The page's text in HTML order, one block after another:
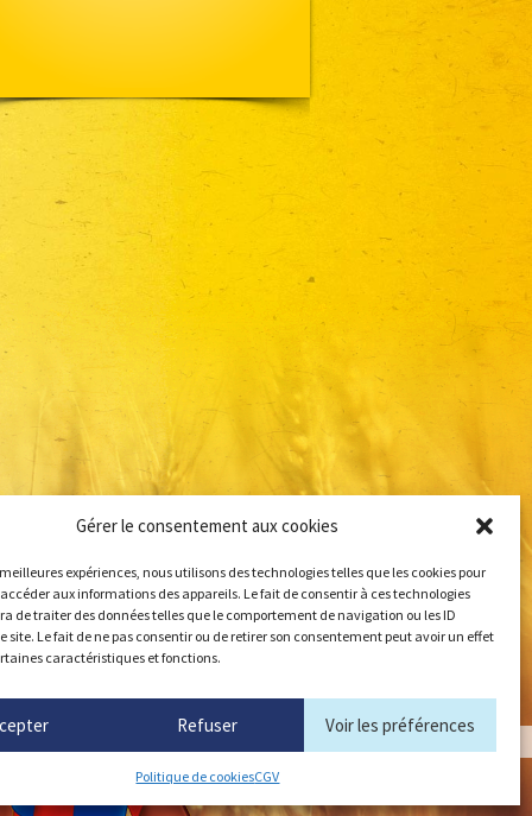
Gérer le consentement aux cookies
expériences, nous utilisons des technologies telles que les cookies pour
aux informations des appareils. Le fait de consentir à ces technologies
de traiter des données telles que le comportement de navigation ou les ID
site. Le fait de ne pas consentir ou de retirer son consentement peut avoir un effet
caractéristiques et fonctions.
Refuser Voir les préférences
Politique de cookiesCGV